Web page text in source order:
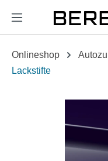
springen
Onlineshop
Lackstifte